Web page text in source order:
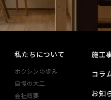
私たちについて
ホクシンの歩み
自慢の大工
会社概要
施工
コラ
お知